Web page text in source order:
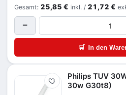
Gesamt: 25,85 € inkl. / 21,72 €
−
🛒 In den
Merken
Philips TUV
30w G30t8)